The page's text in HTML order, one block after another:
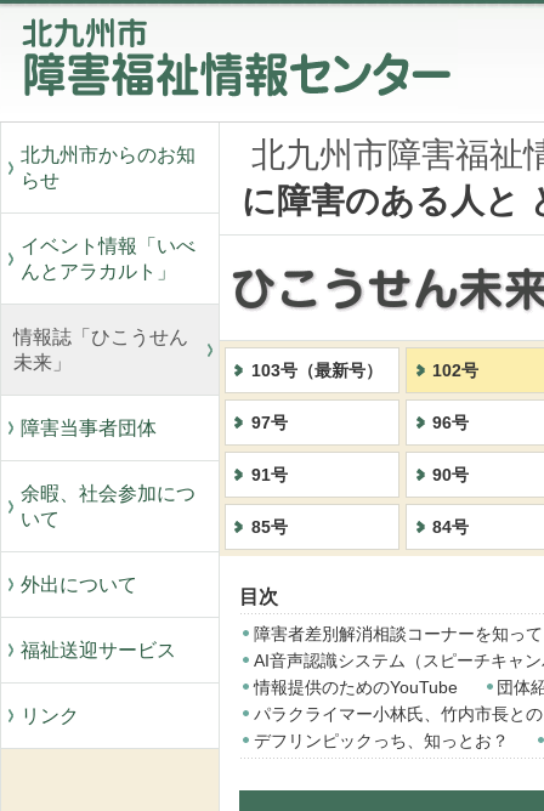
北九州市からのお知
らせ
イベント情報「いべ
んとアラカルト」
情報誌「ひこうせん
未来」
障害当事者団体
余暇、社会参加につ
いて
外出について
福祉送迎サービス
リンク
北九州市障害福祉
に障害のある人と
103号（最新号） 102号
97号 96号
91号 90号
85号 84号
目次
障害者差別解消相談コーナーを知っ
AI音声認識システム（スピーチキャ
情報提供のためのYouTube
団体
パラクライマー小林氏、竹内市長と
デフリンピックっち、知っとお？